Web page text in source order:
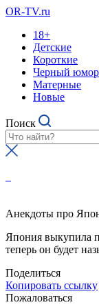
OR-TV.ru
18+
Детские
Короткие
Черный юмор
Матерные
Новые
Поиск
Анекдоты про
Япония выкупила
теперь он будет
Поделиться
Копировать ссылку
Пожаловаться